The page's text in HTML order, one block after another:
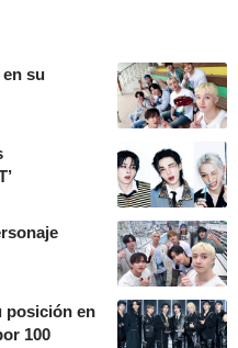
su
posición en
100